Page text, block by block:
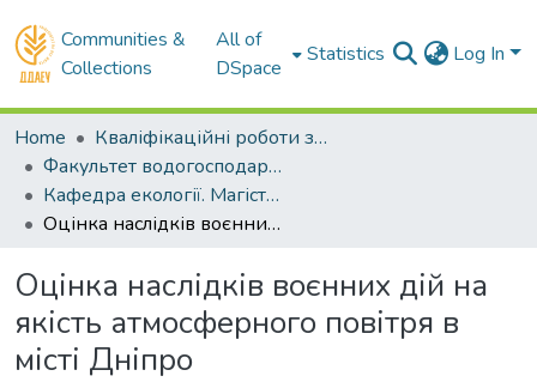
Communities &
Collections
All of
DSpace
Statistics Log In
Home
Кваліфікаційні роботи здобувачів вищої освіти
Факультет водогосподарської інженерії та екології
Кафедра екології. Магістри
Оцінка наслідків воєнних дій на якість атмосферного повітря в місті Дніпро
Оцінка наслідків воєнних дій на
якість атмосферного повітря в
місті Дніпро